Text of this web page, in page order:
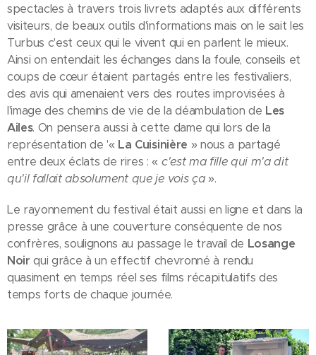
spectacles à travers trois livrets adaptés aux différents
visiteurs, de beaux outils d'informations mais on le sait les
Turbus c'est ceux qui le vivent qui en parlent le mieux.
Ainsi on entendait les échanges dans la foule, conseils et
coups de cœur étaient partagés entre les festivaliers,
des avis qui amenaient vers des routes improvisées à
l'image des chemins de vie de la déambulation de Les
Ailes. On pensera aussi à cette dame qui lors de la
représentation de '« La Cuisinière » nous a partagé
entre deux éclats de rires : « c'est ma fille qui m'a dit
qu'il fallait absolument que je vois ça».
Le rayonnement du festival était aussi en ligne et dans la
presse grâce à une couverture conséquente de nos
confrères, soulignons au passage le travail de Losange
Noirqui grâce à un effectif chevronné à rendu
quasiment en temps réel ses films récapitulatifs des
temps forts de chaque journée.